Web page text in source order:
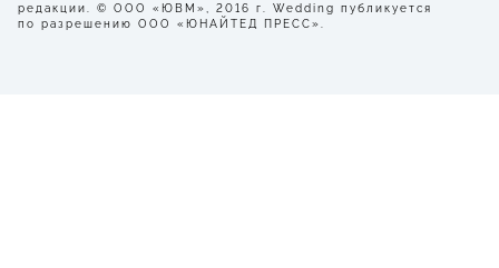
редакции. © ООО «ЮВМ», 2016 г. Wedding публикуется
по разрешению ООО «ЮНАЙТЕД ПРЕСС».